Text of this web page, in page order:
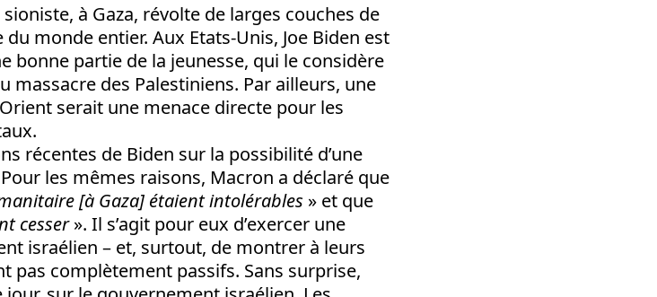
à Gaza, révolte de larges couches de
monde entier. Aux Etats-Unis, Joe Biden est
bonne partie de la jeunesse, qui le considère
massacre des Palestiniens. Par ailleurs, une
serait une menace directe pour les
récentes de Biden sur la possibilité d’une
les mêmes raisons, Macron a déclaré que
[à Gaza] étaient intolérables » et que
cesser». Il s’agit pour eux d’exercer une
israélien – et, surtout, de montrer à leurs
pas complètement passifs. Sans surprise,